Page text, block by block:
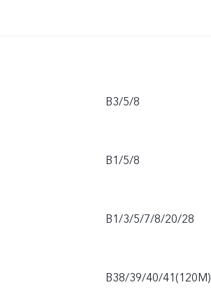
B3/5/8
B1/5/8
B1/3/5/7/8/20/28
B38/39/40/41(120M)